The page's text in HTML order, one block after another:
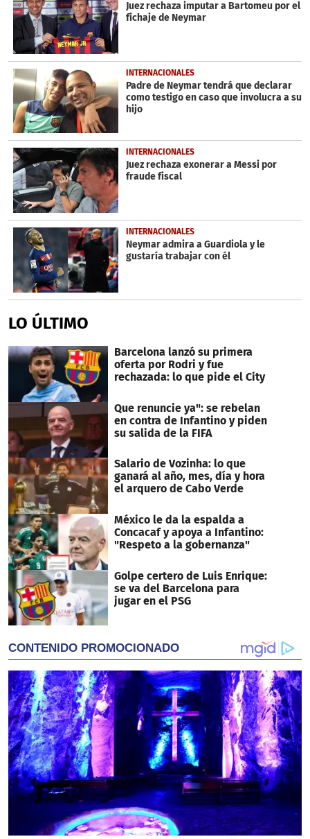
Juez rechaza imputar a Bartomeu por el
fichaje de Neymar
INTERNACIONALES
Padre de Neymar tendrá que declarar
como testigo en caso que involucra a su
hijo
INTERNACIONALES
Juez rechaza exonerar a Messi por
fraude fiscal
INTERNACIONALES
Neymar admira a Guardiola y le
gustaría trabajar con él
LO ÚLTIMO
Barcelona lanzó su primera
oferta por Rodri y fue
rechazada: lo que pide el City
Que renuncie ya": se rebelan
en contra de Infantino y piden
su salida de la FIFA
Salario de Vozinha: lo que
ganará al año, mes, día y hora
el arquero de Cabo Verde
México le da la espalda a
Concacaf y apoya a Infantino:
"Respeto a la gobernanza"
Golpe certero de Luis Enrique:
se va del Barcelona para
jugar en el PSG